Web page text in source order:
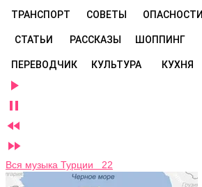
ТРАНСПОРТ СОВЕТЫ ОПАСНОСТИ
СТАТЬИ РАССКАЗЫ ШОППИНГ
ПЕРЕВОДЧИК КУЛЬТУРА КУХНЯ




Вся музыка Турции 22